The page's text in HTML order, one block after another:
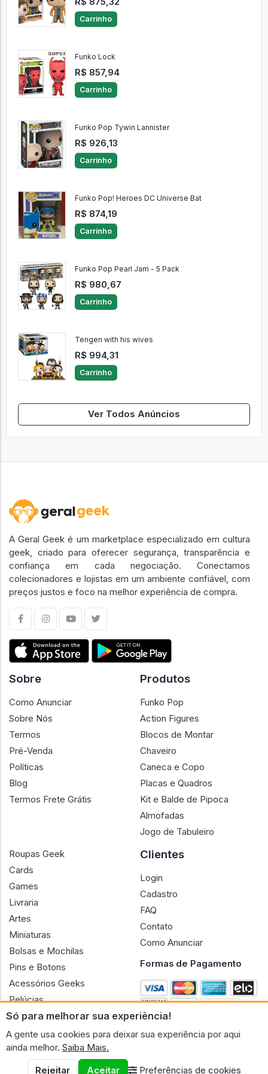
Carrinho
Funko Lock
R$ 857,94
Carrinho
Funko Pop Tywin Lannister
R$ 926,13
Carrinho
Funko Pop! Heroes DC Universe Bat
R$ 874,19
Carrinho
Funko Pop Pearl Jam - 5 Pack
R$ 980,67
Carrinho
Tengen with his wives
R$ 994,31
Carrinho
Ver Todos Anúncios
Só para melhorar sua experiência!
A gente usa cookies para deixar sua experiência por aqui
ainda melhor. Saiba Mais.
Rejeitar
Aceitar Preferências de cookies
A Geral Geek é um marketplace especializado em cultura
geek, criado para oferecer segurança, transparência e
confiança em cada negociação. Conectamos
colecionadores e lojistas em um ambiente confiável, com
preços justos e foco na melhor experiência de compra.
Sobre
Como Anunciar
Sobre Nós
Termos
Pré-Venda
Políticas
Blog
Termos Frete Grátis
Produtos
Funko Pop
Action Figures
Blocos de Montar
Chaveiro
Caneca e Copo
Placas e Quadros
Kit e Balde de Pipoca
Almofadas
Jogo de Tabuleiro
Roupas Geek
Cards
Games
Livraria
Artes
Miniaturas
Bolsas e Mochilas
Pins e Botons
Acessórios Geeks
Pelúcias
Bonecas
Clientes
Login
Cadastro
FAQ
Contato
Como Anunciar
Formas de Pagamento